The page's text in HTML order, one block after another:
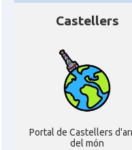
Castellers
Portal de Castellers
del món